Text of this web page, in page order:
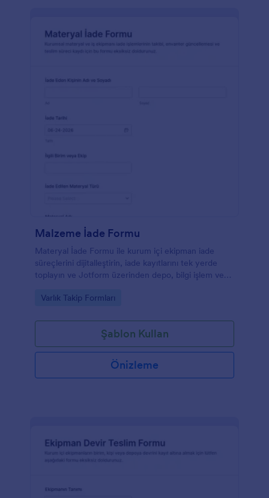
Malzeme İade Formu
Materyal İade Formu ile kurum içi ekipman iade
süreçlerini dijitalleştirin, iade kayıtlarını tek yerde
toplayın ve Jotform üzerinden depo, bilgi işlem veya
oluşturun.
Go to Category:
Varlık Takip Formları
Şablon Kullan
Önizleme